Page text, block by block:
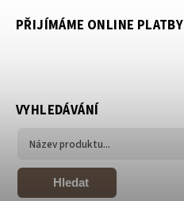
PŘIJÍMÁME ONLINE PLATBY
VYHLEDÁVÁNÍ
Hledat